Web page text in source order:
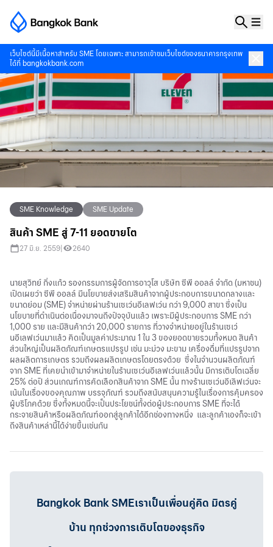
เว็บไซต์นี้มีเนื้อหาสำหรับ SME โดยเฉพาะ สามารถเข้าชมเว็บไซต์ของธนาคารกรุงเทพ
ได้ที่ bangkokbank.com
SME Knowledge SME Update
สินค้า SME สู่ 7-11 ยอดขายโต
27 มิ.ย. 2559 2640
นายสุวิทย์ กิ่งแก้ว รองกรรมการผู้จัดการอาวุโส บริษัท ซีพี ออลล์ จำกัด (มหาชน)
เปิดเผยว่า ซีพี ออลล์ มีนโยบายส่งเสริมสินค้าจากผู้ประกอบการขนาดกลางและ
ขนาดย่อม (SME) จำหน่ายผ่านร้านเซเว่นอีเลฟเว่น กว่า 9,000 สาขา ซึ่งเป็น
นโยบายที่ดำเนินต่อเนื่องมาจนถึงปัจจุบันแล้ว เพราะมีผู้ประกอบการ SME กว่า
1,000 ราย และมีสินค้ากว่า 20,000 รายการ ที่วางจำหน่ายอยู่ในร้านเซเว่
นอีเลฟเว่นมาแล้ว คิดเป็นมูลค่าประมาณ 1 ใน 3 ของยอดขายรวมทั้งหมด สินค้า
ส่วนใหญ่เป็นผลิตภัณฑ์เกษตรแปรรูป เช่น มะม่วง มะขาม เครื่องดื่มที่แปรรูปจาก
ผลผลิตการเกษตร รวมถึงผลผลิตเกษตรโดยตรงด้วย ซึ่งในจำนวนผลิตภัณฑ์
จาก SME ที่เคยนำเข้ามาจำหน่ายในร้านเซเว่นอีเลฟเว่นแล้วนั้น มีการเติบโตเฉลี่ย
25% ต่อปี ส่วนเกณฑ์การคัดเลือกสินค้าจาก SME นั้น ทางร้านเซเว่นอีเลิฟเว่นจะ
เน้นในเรื่องของคุณภาพ บรรจุภัณฑ์ รวมถึงสนับสนุนความรู้ในเรื่องการคุ้มครอง
ผู้บริโภคด้วย ซึ่งทั้งหมดนี้จะเป็นประโยชน์ทั้งต่อผู้ประกอบการ SME ที่จะได้
กระจายสินค้าหรือผลิตภัณฑ์ออกสู่ลูกค้าได้อีกช่องทางหนึ่ง และลูกค้าเองก็จะเข้า
ถึงสินค้าเหล่านี้ได้ง่ายขึ้นเช่นกัน
Bangkok Bank SMEเราเป็นเพื่อนคู่คิด มิตรคู่
บ้าน ทุกช่วงการเติบโตของธุรกิจ